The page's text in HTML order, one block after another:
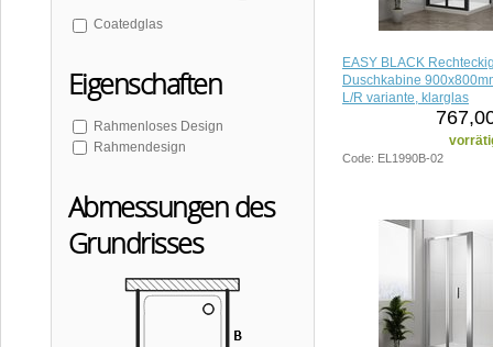
Coatedglas
Eigenschaften
Rahmenloses Design
Rahmendesign
Abmessungen des
Grundrisses
EASY BLACK
Duschkabine
L/R variante, klarglas
Code: EL1990B-02